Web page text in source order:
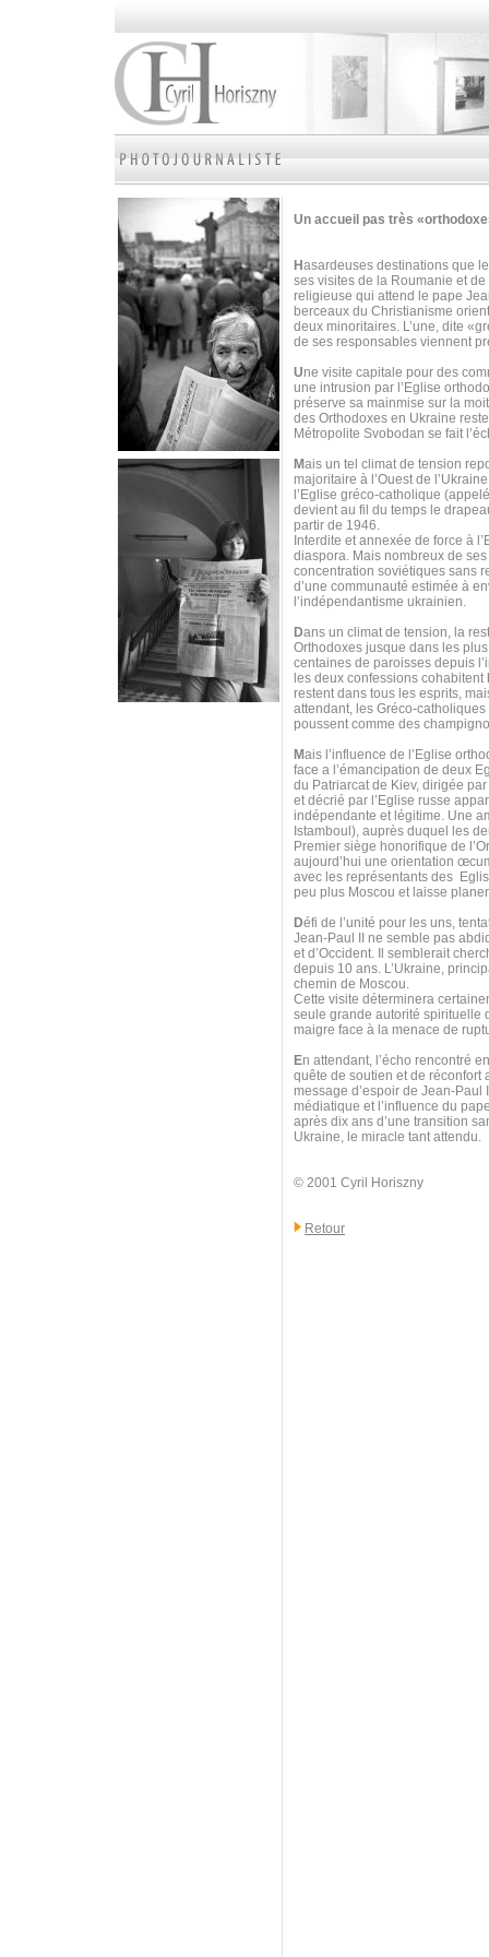
Un accueil pas très
H asardeuses destinations que
ses visites de la Roumanie et
religieuse qui attend le pape
berceaux du Christianisme
deux minoritaires. L’une, dite
de ses responsables viennent
Une visite capitale pour des
une intrusion par l’Eglise
préserve sa mainmise sur la
des Orthodoxes en Ukraine
Métropolite Svobodan se fait
Mais un tel climat de tension
majoritaire à l’Ouest de
l’Eglise gréco-catholique
devient au fil du temps le
partir de 1946.
Interdite et annexée de force à
diaspora. Mais nombreux de
concentration soviétiques sans
d’une communauté estimée à
l’indépendantisme ukrainien.
Dans un climat de tension, la
Orthodoxes jusque dans les
centaines de paroisses depuis
les deux confessions
restent dans tous les esprits,
attendant, les Gréco-
poussent comme des
Mais l’influence de l’Eglise
face a l’émancipation de deux
du Patriarcat de Kiev, dirigée
et décrié par l’Eglise russe
indépendante et légitime. Une
Istamboul), auprès duquel les
Premier siège honorifique de
aujourd’hui une orientation
avec les représentants des
peu plus Moscou et laisse
Défi de l’unité pour les uns,
Jean-Paul II ne semble pas
et d’Occident. Il semblerait
depuis 10 ans. L’Ukraine,
chemin de Moscou.
Cette visite déterminera
seule grande autorité spirituelle
maigre face à la menace de
En attendant, l’écho rencontré
quête de soutien et de réconfort
message d’espoir de Jean-
médiatique et l’influence du
après dix ans d’une transition
Ukraine, le miracle tant attendu.
© 2001 Cyril Horiszny
Retour